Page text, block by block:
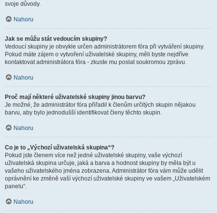
svoje důvody.
Nahoru
Jak se můžu stát vedoucím skupiny?
Vedoucí skupiny je obvykle určen administrátorem fóra při vytváření skupiny.
Pokud máte zájem o vytvoření uživatelské skupiny, měli byste nejdříve
kontaktovat administrátora fóra - zkuste mu poslat soukromou zprávu.
Nahoru
Proč mají některé uživatelské skupiny jinou barvu?
Je možné, že administrátor fóra přiřadil k členům určitých skupin nějakou
barvu, aby bylo jednodušší identifikovat členy těchto skupin.
Nahoru
Co je to „Výchozí uživatelská skupina“?
Pokud jste členem více než jedné uživatelské skupiny, vaše výchozí
uživatelská skupina určuje, jaká a barva a hodnost skupiny by měla být u
vašeho uživatelského jména zobrazena. Administrátor fóra vám může udělit
oprávnění ke změně vaší výchozí uživatelské skupiny ve vašem „Uživatelském
panelu“.
Nahoru